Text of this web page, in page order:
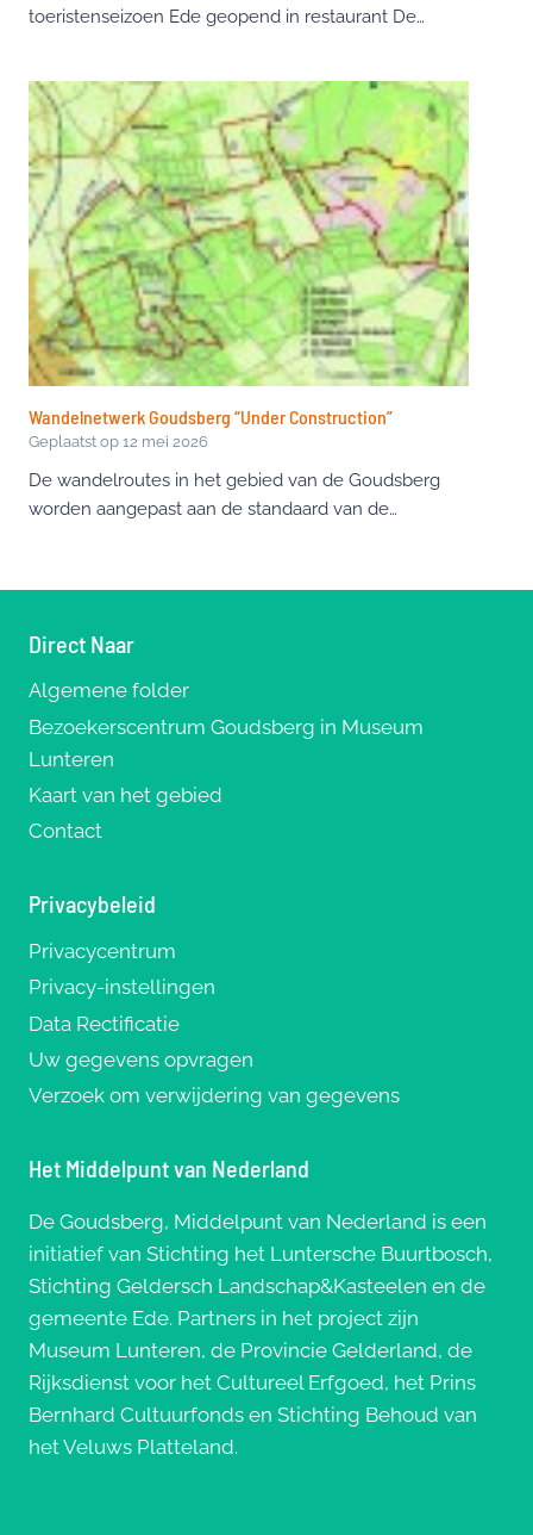
toeristenseizoen Ede geopend in restaurant De…
Wandelnetwerk Goudsberg “Under Construction”
Geplaatst op 12 mei 2026
De wandelroutes in het gebied van de Goudsberg
worden aangepast aan de standaard van de…
Direct Naar
Algemene folder
Bezoekerscentrum Goudsberg in Museum
Lunteren
Kaart van het gebied
Contact
Privacybeleid
Privacycentrum
Privacy-instellingen
Data Rectificatie
Uw gegevens opvragen
Verzoek om verwijdering van gegevens
Het Middelpunt van Nederland
De Goudsberg, Middelpunt van Nederland is een
initiatief van Stichting het Luntersche Buurtbosch,
Stichting Geldersch Landschap&Kasteelen en de
gemeente Ede. Partners in het project zijn
Museum Lunteren, de Provincie Gelderland, de
Rijksdienst voor het Cultureel Erfgoed, het Prins
Bernhard Cultuurfonds en Stichting Behoud van
het Veluws Platteland.